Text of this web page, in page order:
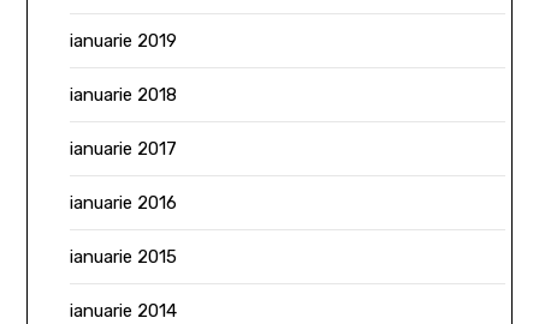
ianuarie 2019
ianuarie 2018
ianuarie 2017
ianuarie 2016
ianuarie 2015
ianuarie 2014